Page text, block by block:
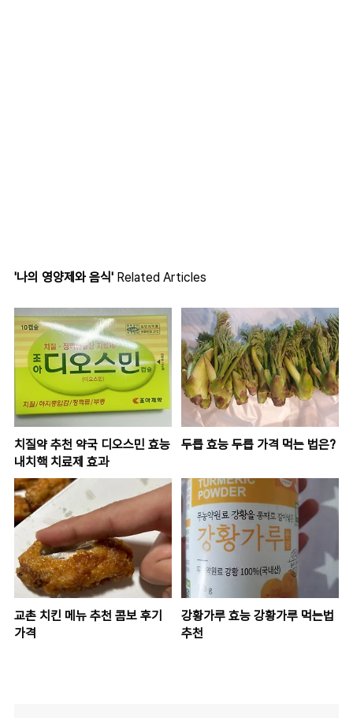
'나의 영양제와 음식' Related Articles
치질약 추천 약국 디오스민 효능
내치핵 치료제 효과
두릅 효능 두릅 가격 먹는 법은?
교촌 치킨 메뉴 추천 콤보 후기
가격
강황가루 효능 강황가루 먹는법
추천